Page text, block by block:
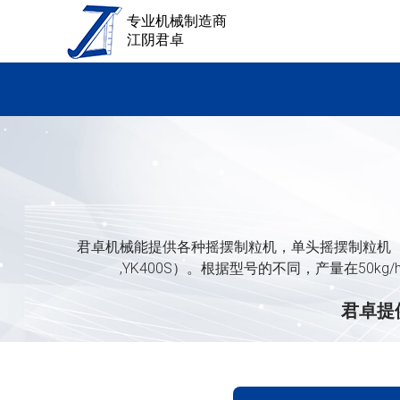
专业机械制造商
江阴君卓
君卓机械能提供各种摇摆制粒机，单头摇摆制粒机
,YK400S）。根据型号的不同，产量在
君卓提